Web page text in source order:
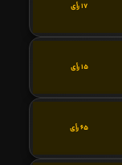
17 رأی
15 رأی
65 رأی